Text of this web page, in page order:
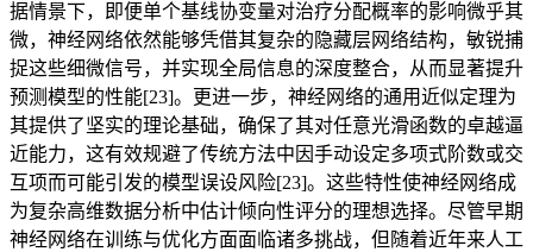
据情景下，即便单个基线协变量对治疗分配概率的影响微乎其
微，神经网络依然能够凭借其复杂的隐藏层网络结构，敏锐捕
捉这些细微信号，并实现全局信息的深度整合，从而显著提升
预测模型的性能[23]。更进一步，神经网络的通用近似定理为
其提供了坚实的理论基础，确保了其对任意光滑函数的卓越逼
近能力，这有效规避了传统方法中因手动设定多项式阶数或交
互项而可能引发的模型误设风险[23]。这些特性使神经网络成
为复杂高维数据分析中估计倾向性评分的理想选择。尽管早期
神经网络在训练与优化方面面临诸多挑战，但随着近年来人工